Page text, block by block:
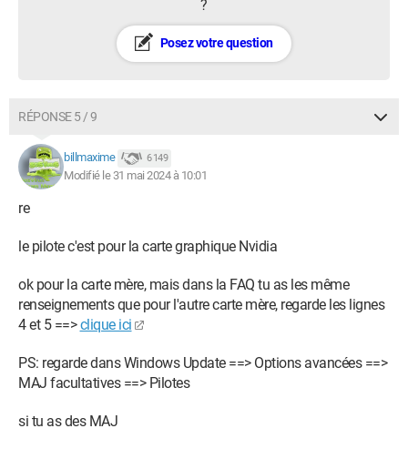
?
Posez votre question
RÉPONSE 5 / 9
billmaxime 6 149
Modifié le 31 mai 2024 à 10:01
re
le pilote c'est pour la carte graphique Nvidia
ok pour la carte mère, mais dans la FAQ tu as les même
renseignements que pour l'autre carte mère, regarde les lignes
4 et 5 ==>clique ici
PS: regarde dans Windows Update ==> Options avancées ==>
MAJ facultatives ==> Pilotes
si tu as des MAJ